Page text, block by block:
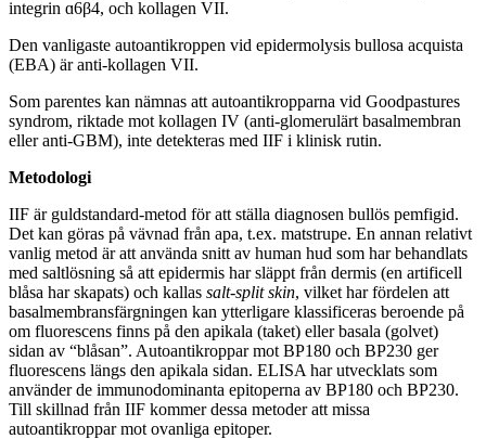
integrin ɑ6β4, och kollagen VII.
Den vanligaste autoantikroppen vid epidermolysis bullosa acquista
(EBA) är anti-kollagen VII.
Som parentes kan nämnas att autoantikropparna vid Goodpastures
syndrom, riktade mot kollagen IV (anti-glomerulärt basalmembran
eller anti-GBM), inte detekteras med IIF i klinisk rutin.
Metodologi
IIF är guldstandard-metod för att ställa diagnosen bullös pemfigid.
Det kan göras på vävnad från apa, t.ex. matstrupe. En annan relativt
vanlig metod är att använda snitt av human hud som har behandlats
med saltlösning så att epidermis har släppt från dermis (en artificell
blåsa har skapats) och kallas salt-split skin, vilket har fördelen att
basalmembransfärgningen kan ytterligare klassificeras beroende på
om fluorescens finns på den apikala (taket) eller basala (golvet)
sidan av “blåsan”. Autoantikroppar mot BP180 och BP230 ger
fluorescens längs den apikala sidan. ELISA har utvecklats som
använder de immunodominanta epitoperna av BP180 och BP230.
Till skillnad från IIF kommer dessa metoder att missa
autoantikroppar mot ovanliga epitoper.